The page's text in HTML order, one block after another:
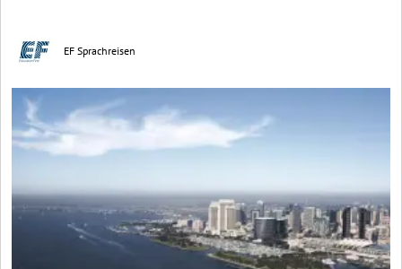
EF Sprachreisen